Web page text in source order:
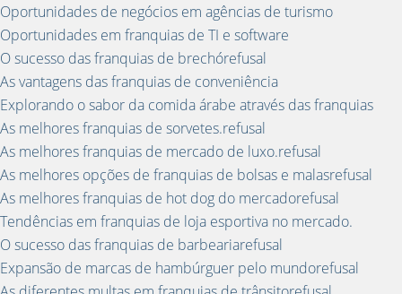
Oportunidades de negócios em agências de turismo
Oportunidades em franquias de TI e software
O sucesso das franquias de brechórefusal
As vantagens das franquias de conveniência
Explorando o sabor da comida árabe através das franquias
As melhores franquias de sorvetes.refusal
As melhores franquias de mercado de luxo.refusal
As melhores opções de franquias de bolsas e malasrefusal
As melhores franquias de hot dog do mercadorefusal
Tendências em franquias de loja esportiva no mercado.
O sucesso das franquias de barbeariarefusal
Expansão de marcas de hambúrguer pelo mundorefusal